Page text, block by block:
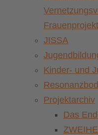
JISSA
Kinder- und
Projektarchiv
Das